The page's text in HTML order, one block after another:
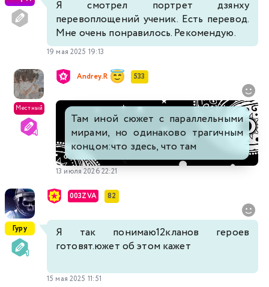
Я смотрел портрет дзянху
перевоплощений ученик. Есть перевод.
Мне очень понравилось. Рекомендую.
19 мая 2025 19:13
Местный
Andrey.R 533
Там иной сюжет с параллельными
мирами, но одинаково трагичным
концом:что здесь, что там
13 июля 2026 22:21
Гуру
003ZVA 82
Я так понимаю12кланов героев
готовят.южет об этом кажет
15 мая 2025 11:51